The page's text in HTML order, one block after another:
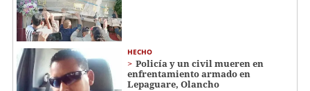
HECHO
Policía y un civil mueren en
enfrentamiento armado en
Lepaguare, Olancho